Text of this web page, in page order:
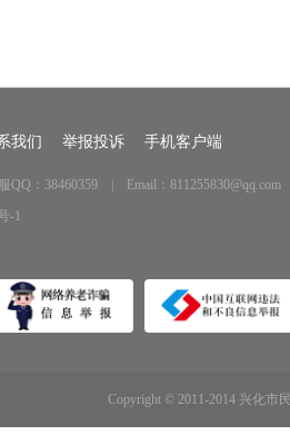
我们 举报投诉 手机客户端
：38460359 | Email：811255830@qq.com
-1
Copyright © 2011-2014 兴化市